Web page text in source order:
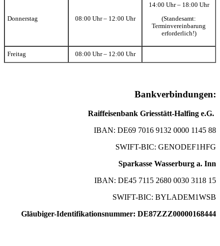
Donnerstag 08:00 Uhr – 12:00 Uhr
14:00 Uhr – 18:00 Uhr
(Standesamt:
Terminvereinbarung
erforderlich!)
Freitag 08:00 Uhr – 12:00 Uhr
Bankverbindungen:
Raiffeisenbank Griesstätt-Halfing e.G.
IBAN: DE69 7016 9132 0000 1145 88
SWIFT-BIC: GENODEF1HFG
Sparkasse Wasserburg a. Inn
IBAN: DE45 7115 2680 0030 3118 15
SWIFT-BIC: BYLADEM1WSB
Gläubiger-Identifikationsnummer: DE87ZZZ00000168444